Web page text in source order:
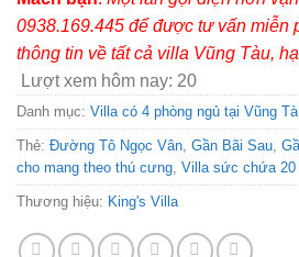
0938.169.445 để được tư vấn miễn
thông tin về tất cả villa Vũng Tàu,
Lượt xem hôm nay: 20
Danh mục: Villa có 4 phòng ngủ tại Vũng
Thẻ: Đường Tô Ngọc Vân, Gần Bãi Sau,
cho mang theo thú cưng, Villa sức chứa
Thương hiệu: King's Villa